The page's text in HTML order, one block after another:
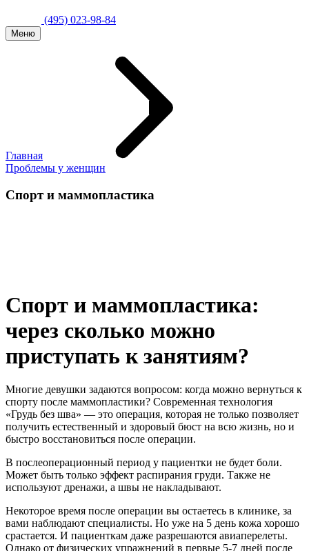
(495) 023-98-84
Меню
Главная
Проблемы у женщин
Спорт и маммопластика
Спорт и маммопластика:
через сколько можно
приступать к занятиям?
Многие девушки задаются вопросом: когда можно вернуться к
спорту после маммопластики? Современная технология
«Грудь без шва» — это операция, которая не только позволяет
получить естественный и здоровый бюст на всю жизнь, но и
быстро восстановиться после операции.
В послеоперационный период у пациентки не будет боли.
Может быть только эффект распирания груди. Также не
используют дренажи, а швы не накладывают.
Некоторое время после операции вы остаетесь в клинике, за
вами наблюдают специалисты. Но уже на 5 день кожа хорошо
срастается. И пациенткам даже разрешаются авиаперелеты.
Однако от физических упражнений в первые 5-7 дней после